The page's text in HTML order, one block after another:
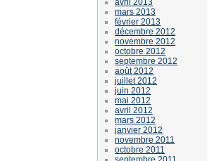
mars 2013
février 2013
décembre 2012
novembre 2012
octobre 2012
septembre 2012
août 2012
juillet 2012
juin 2012
mai 2012
avril 2012
mars 2012
janvier 2012
novembre 2011
octobre 2011